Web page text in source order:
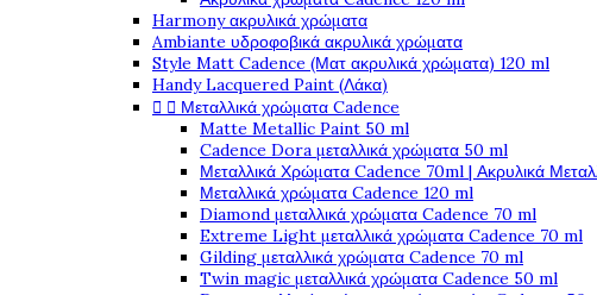
Harmony ακρυλικά χρώματα
Ambiante υδροφοβικά ακρυλικά χρώματα
Style Matt Cadence (Ματ ακρυλικά χρώματα) 120 ml
Handy Lacquered Paint (Λάκα)
  Μεταλλικά χρώματα Cadence
Matte Metallic Paint 50 ml
Cadence Dora μεταλλικά χρώματα 50 ml
Μεταλλικά Χρώματα Cadence 70ml | Ακρυλικά
Μεταλλικά χρώματα Cadence 120 ml
Diamond μεταλλικά χρώματα Cadence 70 ml
Extreme Light μεταλλικά χρώματα Cadence 70 ml
Gilding μεταλλικά χρώματα Cadence 70 ml
Twin magic μεταλλικά χρώματα Cadence 50 ml